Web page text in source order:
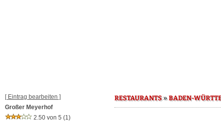
[ Eintrag bearbeiten ]
Großer Meyerhof
2.50 von 5 (1)
RESTAURANTS»BADEN-